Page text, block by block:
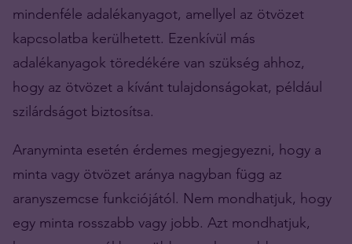
mindenféle adalékanyagot, amellyel az ötvözet
kapcsolatba kerülhetett. Ezenkívül más
adalékanyagok töredékére van szükség ahhoz,
hogy az ötvözet a kívánt tulajdonságokat, például
szilárdságot biztosítsa.
Aranyminta esetén érdemes megjegyezni, hogy a
minta vagy ötvözet aránya nagyban függ az
aranyszemcse funkciójától. Nem mondhatjuk, hogy
egy minta rosszabb vagy jobb. Azt mondhatjuk,